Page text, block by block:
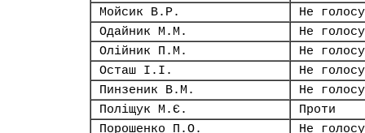
Мойсик В.Р.
Не
Одайник М.М.
Не
Олійник П.М.
Не
Осташ І.І.
Не
Пинзеник В.М.
Не
Поліщук М.Є.
Проти
Порошенко П.О.
Не